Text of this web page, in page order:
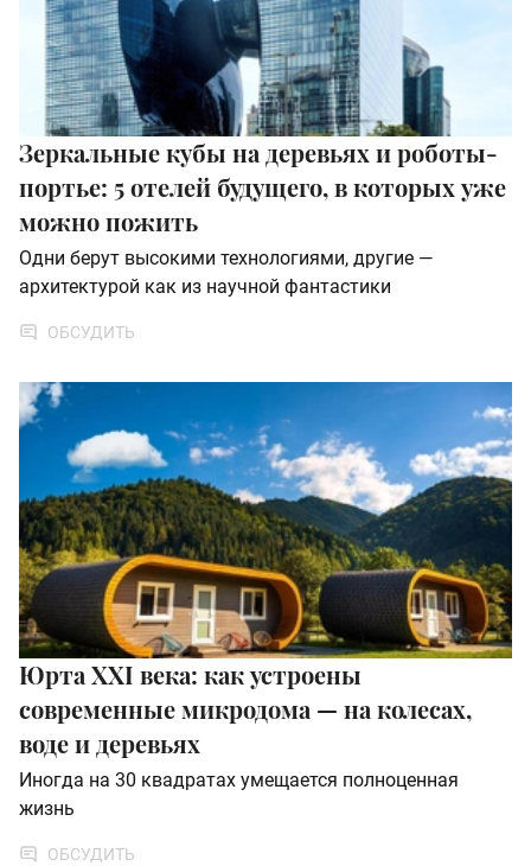
Зеркальные кубы на деревьях и роботы-
портье: 5 отелей будущего, в которых уже
можно пожить
Одни берут высокими технологиями, другие —
архитектурой как из научной фантастики
ОБСУДИТЬ
Юрта XXI века: как устроены
современные микродома — на колесах,
воде и деревьях
Иногда на 30 квадратах умещается полноценная
жизнь
ОБСУДИТЬ